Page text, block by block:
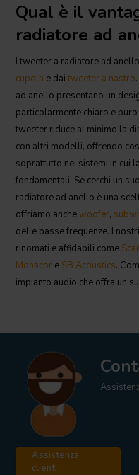
Qual è il
radiatore ad
I tweeter a radiatore ad
cupola e daitweeter a nastro
ad anello presentano un
particolarmente chiaro e
tweeter riduce al minimo la
con altri modelli, offrendo
soprattutto nei sistemi in cui
fondamentali. Se cerchi un
radiatore ad anello è una
offriamo anchewoofer,
delle basse frequenze. I
rinomati e affidabili come
Monacor e SB Acoustics.
impianto audio che offra un
Assistenza
clienti